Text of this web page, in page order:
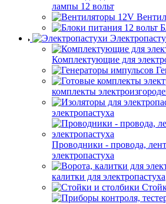
лампы 12 вольт
Комплектующие для
комплекты
электропастуха
Проводники - провода,
электропастуха
калитки для электропастуха